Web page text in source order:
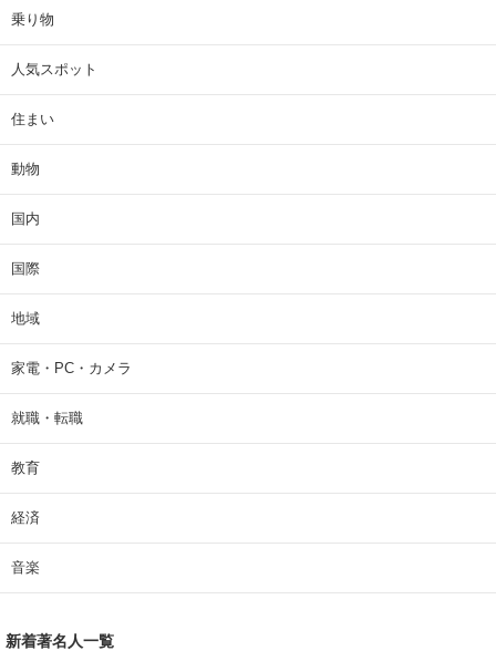
乗り物
人気スポット
住まい
動物
国内
国際
地域
家電・PC・カメラ
就職・転職
教育
経済
音楽
新着著名人一覧